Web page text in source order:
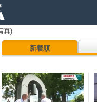
真)
新着順